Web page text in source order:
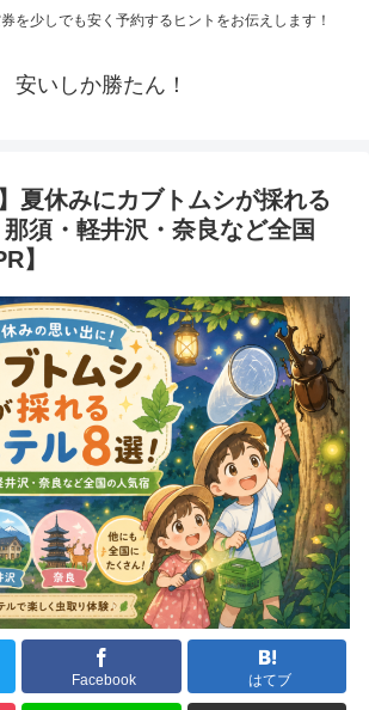
を少しでも安く予約するヒントをお伝えします！
安いしか勝たん！
夏休みにカブトムシが採れる
須・軽井沢・奈良など全国
】
Facebook はてブ